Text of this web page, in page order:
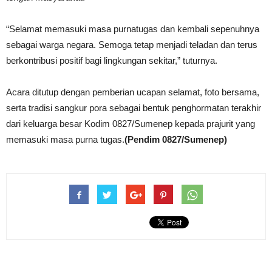
“Selamat memasuki masa purnatugas dan kembali sepenuhnya
sebagai warga negara. Semoga tetap menjadi teladan dan terus
berkontribusi positif bagi lingkungan sekitar,” tuturnya.
Acara ditutup dengan pemberian ucapan selamat, foto bersama,
serta tradisi sangkur pora sebagai bentuk penghormatan terakhir
dari keluarga besar Kodim 0827/Sumenep kepada prajurit yang
memasuki masa purna tugas.(Pendim 0827/Sumenep)